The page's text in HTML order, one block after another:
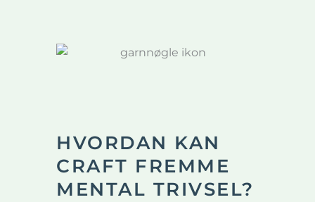
HVORDAN KAN
CRAFT FREMME
MENTAL TRIVSEL?